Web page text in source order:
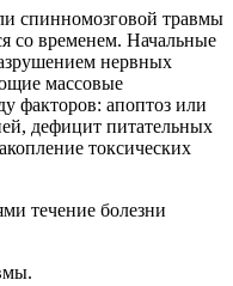
спинномозговой травмы
со временем. Начальные
нервных
массовые
факторов: апоптоз или
дефицит питательных
токсических
течение болезни